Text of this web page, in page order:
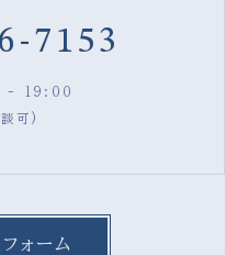
7153
- 19:00
可)
ォーム